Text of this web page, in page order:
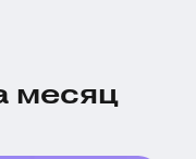
месяц